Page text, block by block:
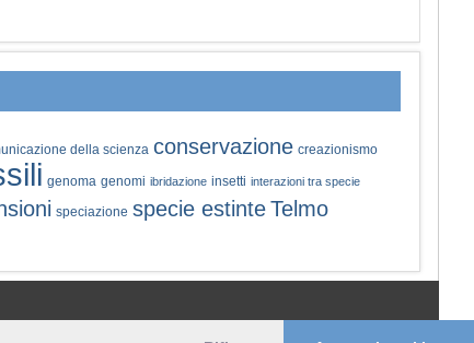
della scienza conservazione creazionismo
genoma genomi ibridazione insetti interazioni tra specie
speciazione specie estinteTelmo